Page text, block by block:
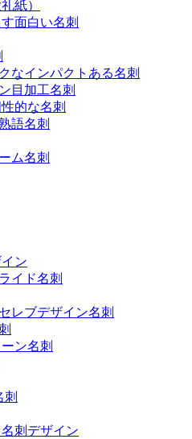
紙）
面白い名刺
なインパクトある名刺
目加工名刺
的な名刺
語名刺
ム名刺
ン
イド名刺
レブデザイン名刺
ン名刺
刺
刺デザイン